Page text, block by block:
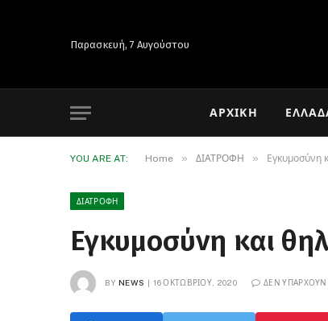
Παρασκευή, 7 Αυγούστου
ΑΡΧΙΚΉ
YOU ARE AT: Home » ΔΙΑΤΡΟΦΗ » Εγκυμοσύνη
ΔΙΑΤΡΟΦΗ
Εγκυμοσύνη και
BY NEWS 16 ΟΚΤΩΒΡΊΟΥ, 2020 ΔΕΝ ΥΠΆΡΧΟΥΝ